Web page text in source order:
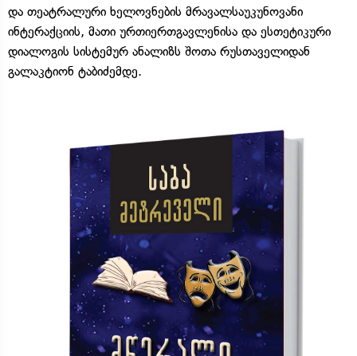
და თეატრალური ხელოვნების მრავალსაუკუნოვანი
ინტერაქციის, მათი ურთიერთგავლენისა და ესთეტიკური
დიალოგის სისტემურ ანალიზს შოთა რუსთაველიდან
გალაკტიონ ტაბიძემდე.